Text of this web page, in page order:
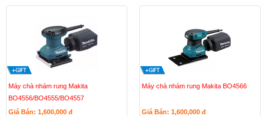
Máy chà nhám rung Makita
BO4556/BO4555/BO4557
Giá Bán: 1,600,000 đ
Máy chà nhám rung Makita BO4566
Giá Bán: 1,600,000 đ